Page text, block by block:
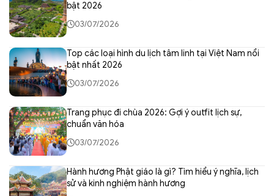
bật 2026
03/07/2026
Top các loại hình du lịch tâm linh tại Việt Nam nổi
bật nhất 2026
03/07/2026
Trang phục đi chùa 2026: Gợi ý outfit lịch sự,
chuẩn văn hóa
03/07/2026
Hành hương Phật giáo là gì? Tìm hiểu ý nghĩa, lịch
sử và kinh nghiệm hành hương